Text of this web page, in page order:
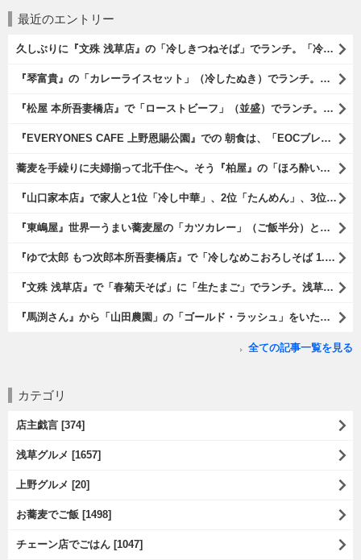
最近のエントリー
久しぶりに『文殊 浅草店』の「冷しきつねそば」でランチ。「冷しきつめそば」のうまさは甘さである。 あたしは思い出していたのだ。この甘さのせいで「きつねそば」を敬遠していたのか、と。 でも、うまかったのだよ（笑）。（文殊 浅草店：浅草一丁目：浅草地下街）
『琴富貴』の「カレーライスセット」（冷したぬき）でランチ。所謂「蕎麦屋のカレー」と『琴富貴』の夏の定番「冷したぬき」である。勿論、これはダブルでうまいのだよ（笑）。（琴富貴：墨田区吾妻橋1）
『松屋 本所吾妻橋店』で「ローストビーフ」（並盛）でランチ。「ローストビーフ」は2つのソースが掛かっている。オリジナルソースとレフォールソースだ。 はたしていかなるものなのかと期待しながら待てば、それは確りとうまかったのだよ（笑）。（松屋 本所吾妻橋店：墨田区吾妻橋三）
『EVERYONES CAFE 上野恩賜公園』での 朝食は、「EOCブレックファーストプレート」とセットで「アイスカフェラテ」をもらい、それから家人が「東京たまごを使ったパンケーキ キャラメルナッツ（2枚）」を頼んでみた。どれもがハイカラにうまいのだよ（笑）。（EVERYONES CAFE 上野恩賜公園：上野公園）
蕎麦を手繰りに夫婦揃って北千住へ。そう『柏屋』の「ほろ酔いセット」で一杯やったのだよ。ここは二駅離れた場所だけど、あたしの『街的』のようにくつろげる処だ。勿論、うまかったのだよ（笑）。（きそば 柏屋：足立区千住）
『山口家本店』で家人と1位「冷し中華」、2位「たんめん」、3位「かき氷」の順番通りのオーダーでランチ。なんの変哲もないものがうまいのは、当たり前だのクラッカーなのだと云爾（笑）。（山口家本店：千束通り商店街：浅草五丁目）
『東嶋屋』世界一うまい蕎麦屋の「カツカレー」（ご飯半分）と「おしんこ盛り合わせ」と「ビ―ル」でランチ。もう、ほんとうまいのだから、みんな食べてみてね、と云爾（笑）。（東嶋屋：竜泉一丁目）
『ゆで太郎 もつ次郎本所吾妻橋店』で「冷しなめこおろしそば 1.5倍盛」を手繰れば、それは「なめこ」の粘りが強烈な調味料となって、既に、ただの蕎麦では無くなっている。 ヌルヌルの蕎麦はめちゃくちゃにうまいのである（笑）。（ゆで太郎 もつ次郎本所吾妻橋店：墨田区吾妻橋3丁目）
『文殊 浅草店』で「春菊天そば」に「生たまご」でランチ。浅草地下街における至高のランチだ。今日も、実にうまかったのだよ（笑）。（文殊 浅草店：浅草一丁目：浅草地下街）
『馬渕さん』から「山田農園」の「ゴールド・ラッシュ」をいただいたのだ。甘いはうまい、うまいは身体には悪い、というのはいつものお約束（笑）。 でもね、その当然を百も承知で分かっていながらも食べてしまうのは、これが最高な「北の大地の贈り物」だからなのだよ（笑）。（馬渕さんからの贈与：山田農園：北海道夕張郡長沼町）
全ての記事一覧を見る
カテゴリ
店主戯言 [374]
浅草グルメ [1657]
上野グルメ [20]
お蕎麦でご飯 [1498]
チェーン店でごはん [1047]